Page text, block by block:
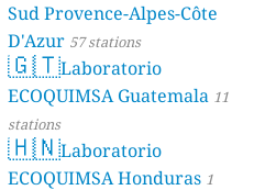
Sud Provence-Alpes-Côte
D'Azur 57 stations
🇬🇹Laboratorio
ECOQUIMSA Guatemala 11
stations
🇭🇳Laboratorio
ECOQUIMSA Honduras 1